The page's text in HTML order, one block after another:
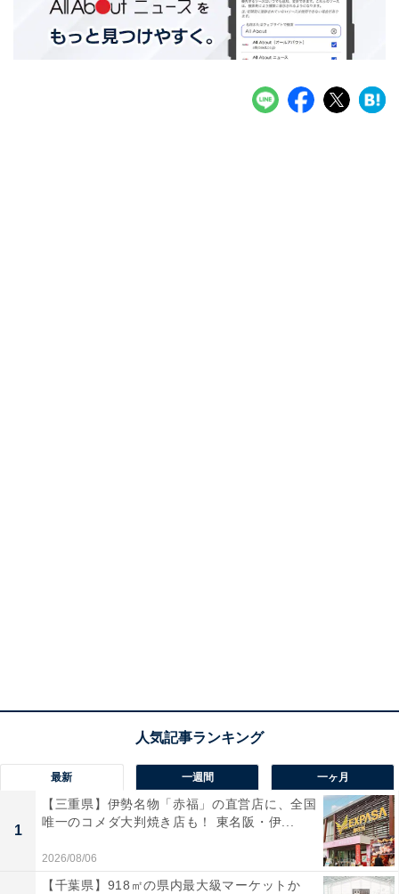
最新 一週間 一ヶ月
1
【三重県】伊勢名物「赤福」の直営店に、全国
唯一のコメダ大判焼き店も！ 東名阪・伊...
2026/08/06
【千葉県】918㎡の県内最大級マーケットか